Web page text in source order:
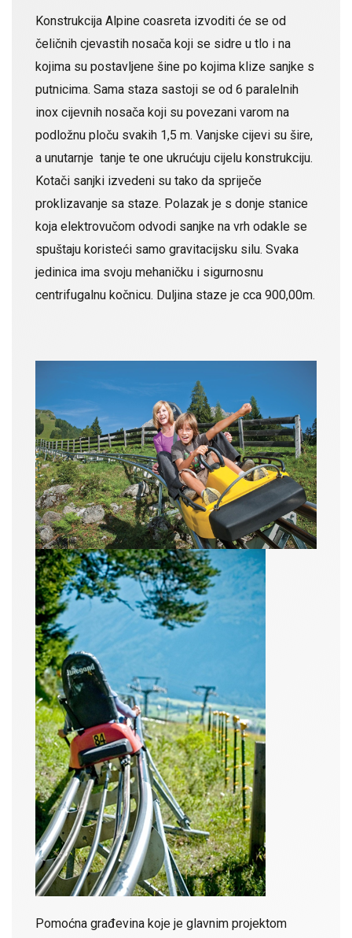
Konstrukcija Alpine coasreta izvoditi će se od
čeličnih cjevastih nosača koji se sidre u tlo i na
kojima su postavljene šine po kojima klize sanjke s
putnicima. Sama staza sastoji se od 6 paralelnih
inox cijevnih nosača koji su povezani varom na
podložnu ploču svakih 1,5 m. Vanjske cijevi su šire,
a unutarnje tanje te one ukrućuju cijelu konstrukciju.
Kotači sanjki izvedeni su tako da spriječe
proklizavanje sa staze. Polazak je s donje stanice
koja elektrovučom odvodi sanjke na vrh odakle se
spuštaju koristeći samo gravitacijsku silu. Svaka
jedinica ima svoju mehaničku i sigurnosnu
centrifugalnu kočnicu. Duljina staze je cca 900,00m.
Pomoćna građevina koje je glavnim projektom